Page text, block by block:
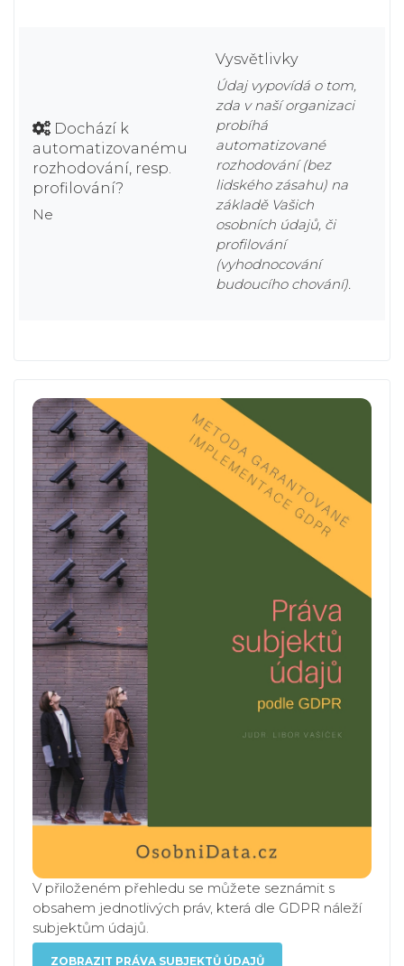
Dochází k
automatizovanému
rozhodování, resp.
profilování?
Ne
Vysvětlivky
Údaj vypovídá o tom,
zda v naší organizaci
probíhá
automatizované
rozhodování (bez
lidského zásahu) na
základě Vašich
osobních údajů, či
profilování
(vyhodnocování
budoucího chování).
V přiloženém přehledu se můžete seznámit s
obsahem jednotlivých práv, která dle GDPR náleží
subjektům údajů.
ZOBRAZIT PRÁVA SUBJEKTŮ ÚDAJŮ